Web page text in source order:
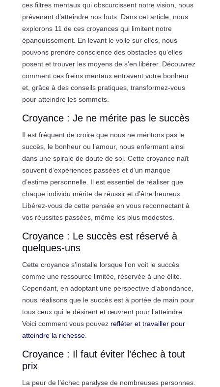
ces filtres mentaux qui obscurcissent notre vision, nous
prévenant d’atteindre nos buts. Dans cet article, nous
explorons 11 de ces croyances qui limitent notre
épanouissement. En levant le voile sur elles, nous
pouvons prendre conscience des obstacles qu’elles
posent et trouver les moyens de s’en libérer. Découvrez
comment ces freins mentaux entravent votre bonheur
et, grâce à des conseils pratiques, transformez-vous
pour atteindre les sommets.
Croyance : Je ne mérite pas le succès
Il est fréquent de croire que nous ne méritons pas le
succès, le bonheur ou l’amour, nous enfermant ainsi
dans une spirale de doute de soi. Cette croyance naît
souvent d’expériences passées et d’un manque
d’estime personnelle. Il est essentiel de réaliser que
chaque individu mérite de réussir et d’être heureux.
Libérez-vous de cette pensée en vous reconnectant à
vos réussites passées, même les plus modestes.
Croyance : Le succès est réservé à
quelques-uns
Cette croyance s’installe lorsque l’on voit le succès
comme une ressource limitée, réservée à une élite.
Cependant, en adoptant une perspective d’abondance,
nous réalisons que le succès est à portée de main pour
tous ceux qui le désirent et œuvrent pour l’atteindre.
Voici comment vous pouvez refléter et travailler pour
atteindre la richesse.
Croyance : Il faut éviter l’échec à tout
prix
La peur de l’échec paralyse de nombreuses personnes.